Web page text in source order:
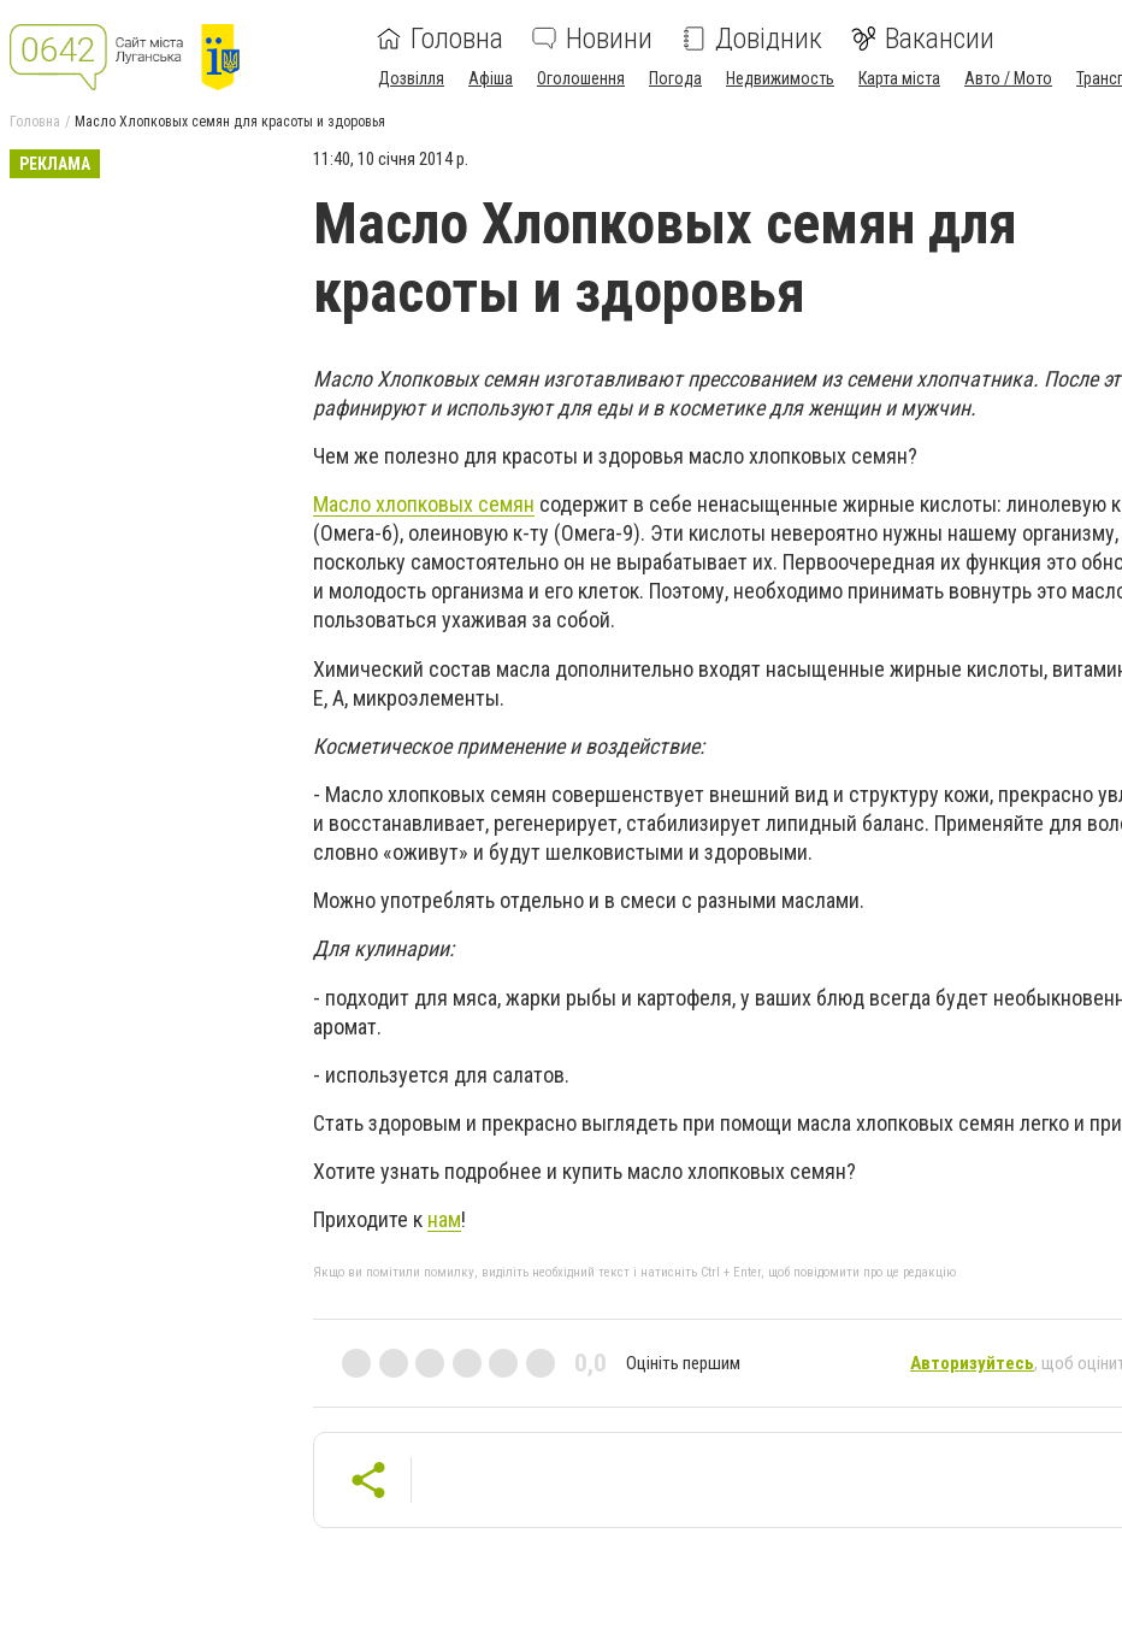
Головна Новини Довідник Вакансии
Дозвілля Афіша Оголошення Погода Недвижимость Карта міста Авто / Мото
Головна Масло Хлопковых семян для красоты и здоровья
РЕКЛАМА 11:40, 10 січня 2014 р.
Масло Хлопковых семян для
красоты и здоровья
Масло Хлопковых семян изготавливают прессованием из семени хлопчатника. После
рафинируют и используют для еды и в косметике для женщин и мужчин.
Чем же полезно для красоты и здоровья масло хлопковых семян?
Масло хлопковых семян содержит в себе ненасыщенные жирные кислоты: линолевую
(Омега-6), олеиновую к-ту (Омега-9). Эти кислоты невероятно нужны нашему организму,
поскольку самостоятельно он не вырабатывает их. Первоочередная их функция это
и молодость организма и его клеток. Поэтому, необходимо принимать вовнутрь это
пользоваться ухаживая за собой.
Химический состав масла дополнительно входят насыщенные жирные кислоты,
Е, А, микроэлементы.
Косметическое применение и воздействие:
- Масло хлопковых семян совершенствует внешний вид и структуру кожи, прекрасно
и восстанавливает, регенерирует, стабилизирует липидный баланс. Применяйте для
словно «оживут» и будут шелковистыми и здоровыми.
Можно употреблять отдельно и в смеси с разными маслами.
Для кулинарии:
- подходит для мяса, жарки рыбы и картофеля, у ваших блюд всегда будет
аромат.
- используется для салатов.
Стать здоровым и прекрасно выглядеть при помощи масла хлопковых семян легко и
Хотите узнать подробнее и купить масло хлопковых семян?
Приходите к нам!
Якщо ви помітили помилку, виділіть необхідний текст і натисніть Ctrl + Enter, щоб повідомити про це редакцію
0,0 Оцініть першим Авторизуйтесь, щоб